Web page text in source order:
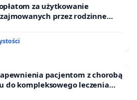
za użytkowanie
przez rodzinne
pacjentom z chorobą
do kompleksowego leczenia